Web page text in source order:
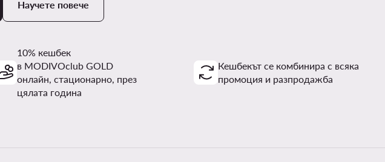
Научете повече
10% кешбек
в MODIVOclub GOLD
онлайн, стационарно, през
цялата година
Кешбекът се комбинира с всяка
промоция и разпродажба